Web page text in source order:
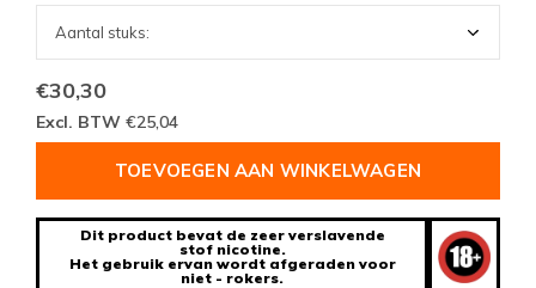
€30,30
Excl. BTW €25,04
TOEVOEGEN AAN WINKELWAGEN
Dit product bevat de zeer verslavende
stof nicotine.
Het gebruik ervan wordt afgeraden voor
niet - rokers.